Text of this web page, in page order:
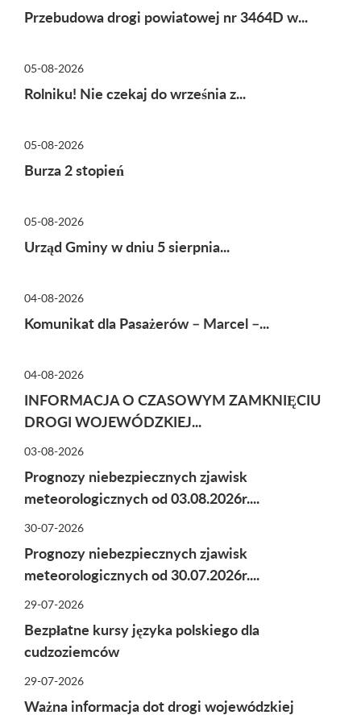
Przebudowa drogi powiatowej nr 3464D w...
05-08-2026
Rolniku! Nie czekaj do września z...
05-08-2026
Burza 2 stopień
05-08-2026
Urząd Gminy w dniu 5 sierpnia...
04-08-2026
Komunikat dla Pasażerów – Marcel –...
04-08-2026
INFORMACJA O CZASOWYM ZAMKNIĘCIU
DROGI WOJEWÓDZKIEJ...
03-08-2026
Prognozy niebezpiecznych zjawisk
meteorologicznych od 03.08.2026r....
30-07-2026
Prognozy niebezpiecznych zjawisk
meteorologicznych od 30.07.2026r....
29-07-2026
Bezpłatne kursy języka polskiego dla
cudzoziemców
29-07-2026
Ważna informacja dot drogi wojewódzkiej